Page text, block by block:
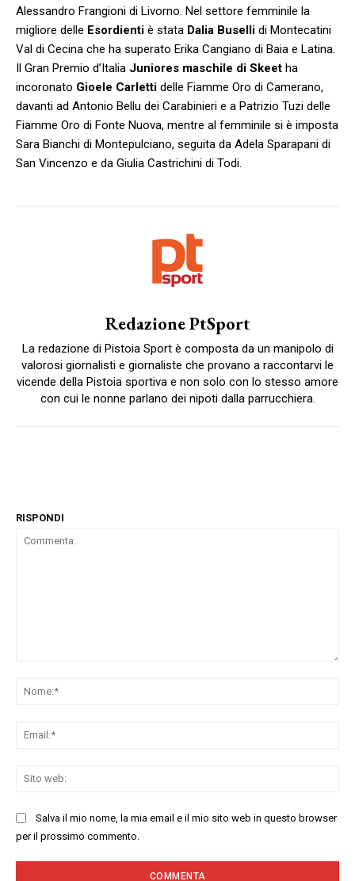
Alessandro Frangioni di Livorno. Nel settore femminile la
migliore delle Esordienti è stata Dalia Buselli di Montecatini
Val di Cecina che ha superato Erika Cangiano di Baia e Latina.
Il Gran Premio d’Italia Juniores maschile di Skeet ha
incoronato Gioele Carletti delle Fiamme Oro di Camerano,
davanti ad Antonio Bellu dei Carabinieri e a Patrizio Tuzi delle
Fiamme Oro di Fonte Nuova, mentre al femminile si è imposta
Sara Bianchi di Montepulciano, seguita da Adela Sparapani di
San Vincenzo e da Giulia Castrichini di Todi.
Redazione PtSport
La redazione di Pistoia Sport è composta da un manipolo di
valorosi giornalisti e giornaliste che provano a raccontarvi le
vicende della Pistoia sportiva e non solo con lo stesso amore
con cui le nonne parlano dei nipoti dalla parrucchiera.
RISPONDI
Salva il mio nome, la mia email e il mio sito web in questo browser
per il prossimo commento.